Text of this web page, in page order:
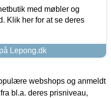
med møbler og
Klik her for at se deres
Lepong.dk
webshops og anmeldt
bl.a. deres prisniveau,